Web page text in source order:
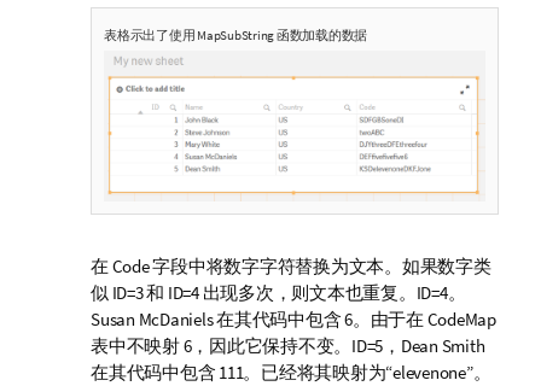
表格示出了使用 MapSubString函数加载的数据
在 Code字段中将数字字符替换为文本。如果数字类
似 ID=3和 ID=4出现多次，则文本也重复。 ID=4。
Susan McDaniels在其代码中包含 6。由于在 CodeMap
表中不映射 6，因此它保持不变。 ID=5 ， Dean Smith
在其代码中包含 111。已经将其映射为“elevenone”。